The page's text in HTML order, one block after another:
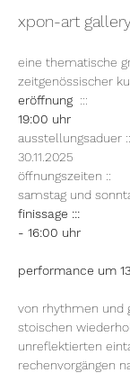
xpon-art
eine thematische
zeitgenössischer
eröffnung :::
19:00 uhr
ausstellungsaduer ::
30.11.2025
öffnungszeiten ::
samstag und
finissage :::
- 16:00 uhr
mit 3-
performance um
von rhythmen und
stoischen
unreflektierten
rechenvorgängen